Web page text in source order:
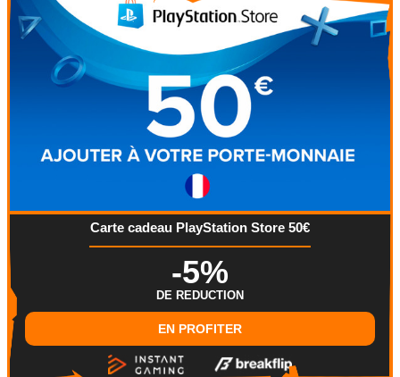
Carte cadeau PlayStation Store 50€
-5%
DE REDUCTION
EN PROFITER